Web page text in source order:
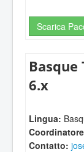
Scarica
6.x
Lingua:
Contatto: